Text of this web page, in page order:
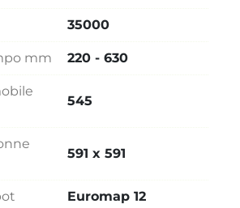
35000
mm 220 - 630
545
591 x 591
Euromap 12